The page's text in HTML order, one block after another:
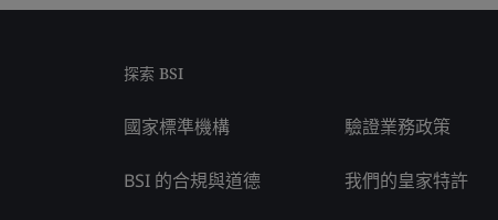
探索 BSI
國家標準機構
BSI 的合規與道德
驗證業務政策
我們的皇家特許